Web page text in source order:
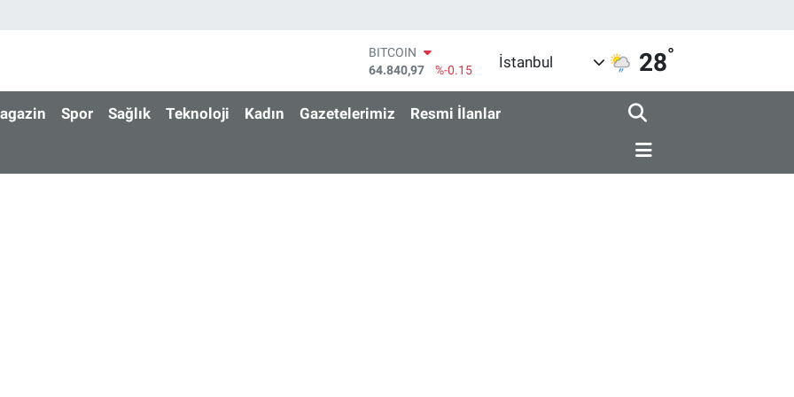
BITCOIN
64.840,97
%-0.15
47,7436
%0.18
EURO
64,4811
%0.38
İstanbul 28°
Spor Sağlık Teknoloji Kadın Gazetelerimiz Resmi İlanlar